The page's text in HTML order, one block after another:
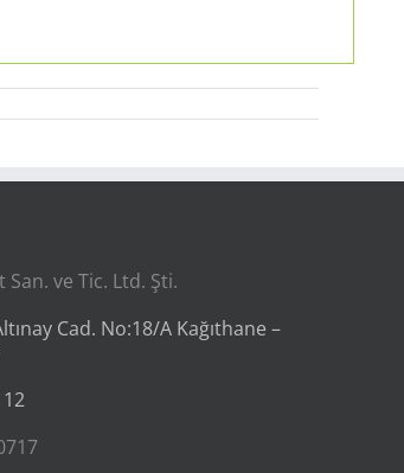
ve Tic. Ltd. Şti.
Cad. No:18/A Kağıthane –